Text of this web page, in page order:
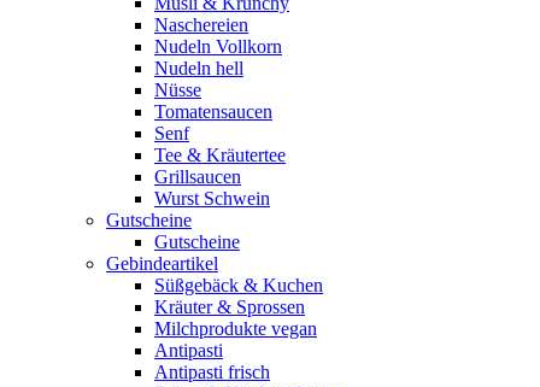
Naschereien
Nudeln Vollkorn
Nudeln hell
Nüsse
Tomatensaucen
Senf
Tee & Kräutertee
Grillsaucen
Wurst Schwein
Gutscheine
Gutscheine
Gebindeartikel
Süßgebäck & Kuchen
Kräuter & Sprossen
Milchprodukte vegan
Antipasti
Antipasti frisch